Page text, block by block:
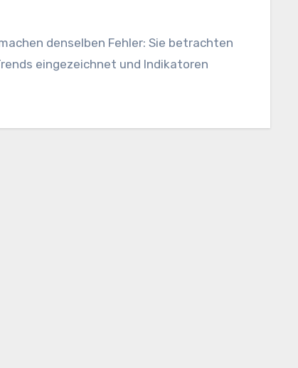
denselben Fehler: Sie betrachten
eingezeichnet und Indikatoren